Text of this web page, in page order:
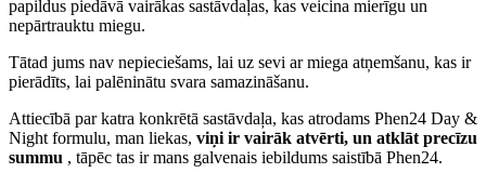
papildus piedāvā vairākas sastāvdaļas, kas veicina mierīgu un
nepārtrauktu miegu.
Tātad jums nav nepieciešams, lai uz sevi ar miega atņemšanu, kas ir
pierādīts, lai palēninātu svara samazināšanu.
Attiecībā par katra konkrētā sastāvdaļa, kas atrodams Phen24 Day &
Night formulu, man liekas, viņi ir vairāk atvērti, un atklāt precīzu
summu , tāpēc tas ir mans galvenais iebildums saistībā Phen24.